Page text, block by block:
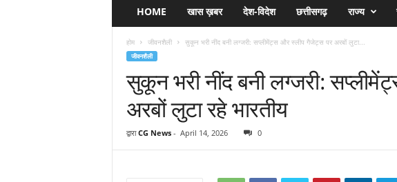
HOME खास ख़बर देश-विदेश छत्तीसगढ़ राज्य
होम जीवनशैली सुकून भरी नींद बनी लग्जरी: सप्लीमेंट्स और स्लीप गैजेट्स पर अरबों लुटा...
जीवनशैली
सुकून भरी नींद बनी लग्जरी:
अरबों लुटा रहे भारतीय
द्वारा CG News- April 14, 2026 0